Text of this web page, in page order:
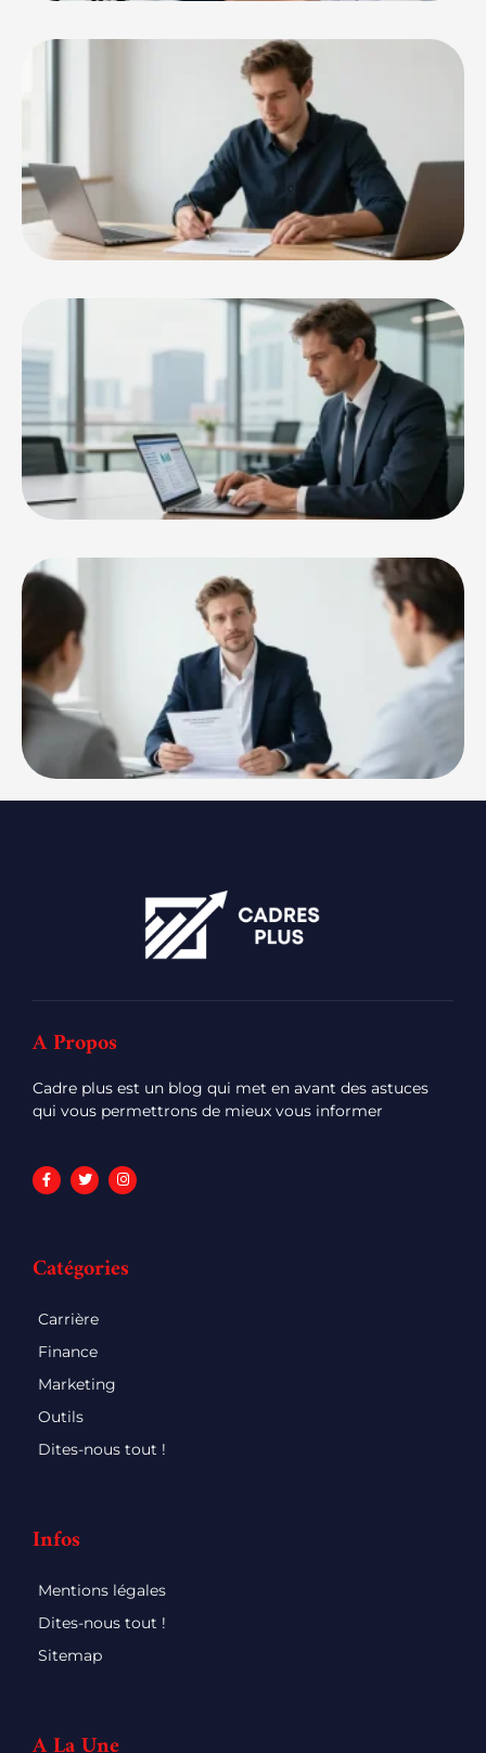
A Propos
Cadre plus est un blog qui met en avant des astuces
qui vous permettrons de mieux vous informer
Catégories
Carrière
Finance
Marketing
Outils
Dites-nous tout !
Infos
Mentions légales
Dites-nous tout !
Sitemap